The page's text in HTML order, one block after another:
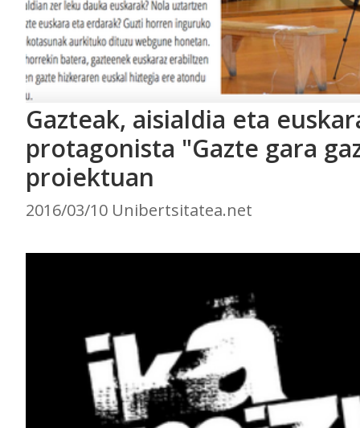
Gazteak, aisialdia eta
protagonista "Gazte gara
proiektuan
2016/03/10 Unibertsitatea.net